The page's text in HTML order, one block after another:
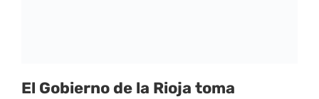
El Gobierno de la Rioja toma